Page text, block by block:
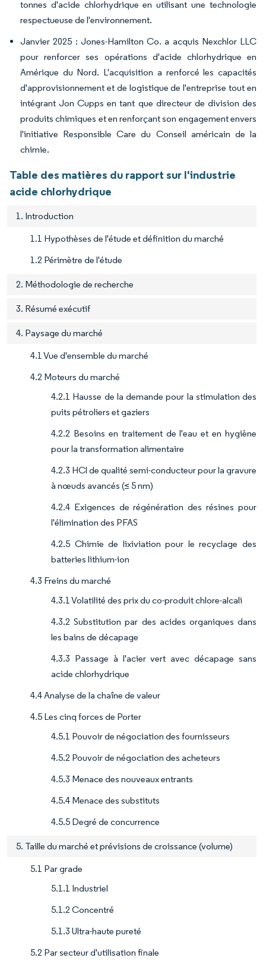
tonnes d'acide chlorhydrique en utilisant une technologie
respectueuse de l'environnement.
Janvier 2025 : Jones-Hamilton Co. a acquis Nexchlor LLC
pour renforcer ses opérations d'acide chlorhydrique en
Amérique du Nord. L'acquisition a renforcé les capacités
d'approvisionnement et de logistique de l'entreprise tout en
intégrant Jon Cupps en tant que directeur de division des
produits chimiques et en renforçant son engagement envers
l'initiative Responsible Care du Conseil américain de la
chimie.
Table des matières du rapport sur l'industrie
acide chlorhydrique
1. Introduction
1.1 Hypothèses de l'étude et définition du marché
1.2 Périmètre de l'étude
2. Méthodologie de recherche
3. Résumé exécutif
4. Paysage du marché
4.1 Vue d'ensemble du marché
4.2 Moteurs du marché
4.2.1 Hausse de la demande pour la stimulation des
puits pétroliers et gaziers
4.2.2 Besoins en traitement de l'eau et en hygiène
pour la transformation alimentaire
4.2.3 HCl de qualité semi-conducteur pour la gravure
à nœuds avancés (≤ 5 nm)
4.2.4 Exigences de régénération des résines pour
l'élimination des PFAS
4.2.5 Chimie de lixiviation pour le recyclage des
batteries lithium-ion
4.3 Freins du marché
4.3.1 Volatilité des prix du co-produit chlore-alcali
4.3.2 Substitution par des acides organiques dans
les bains de décapage
4.3.3 Passage à l'acier vert avec décapage sans
acide chlorhydrique
4.4 Analyse de la chaîne de valeur
4.5 Les cinq forces de Porter
4.5.1 Pouvoir de négociation des fournisseurs
4.5.2 Pouvoir de négociation des acheteurs
4.5.3 Menace des nouveaux entrants
4.5.4 Menace des substituts
4.5.5 Degré de concurrence
5. Taille du marché et prévisions de croissance (volume)
5.1 Par grade
5.1.1 Industriel
5.1.2 Concentré
5.1.3 Ultra-haute pureté
5.2 Par secteur d'utilisation finale